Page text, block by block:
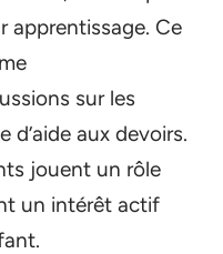
apprentissage. Ce
sur les
d’aide aux devoirs.
jouent un rôle
un intérêt actif